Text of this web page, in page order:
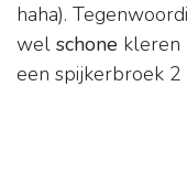
haha).
wel schone kleren
een spijkerbroek 2